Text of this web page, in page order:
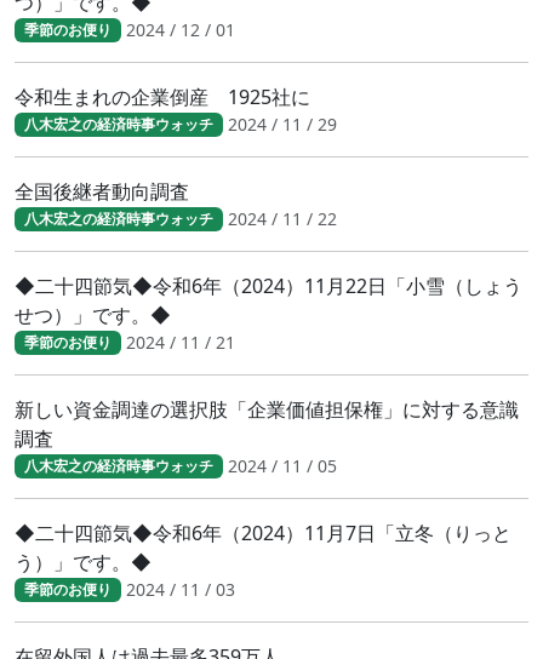
季節のお便り 2024 / 12 / 01
令和生まれの企業倒産 1925社に
八木宏之の経済時事ウォッチ 2024 / 11 / 29
全国後継者動向調査
八木宏之の経済時事ウォッチ 2024 / 11 / 22
◆二十四節気◆令和6年（2024）11月22日「小雪（しょう
せつ）」です。◆
季節のお便り 2024 / 11 / 21
新しい資金調達の選択肢「企業価値担保権」に対する意識
調査
八木宏之の経済時事ウォッチ 2024 / 11 / 05
◆二十四節気◆令和6年（2024）11月7日「立冬（りっと
う）」です。◆
季節のお便り 2024 / 11 / 03